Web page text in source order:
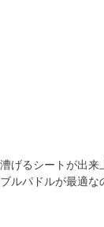
げるシートが出来
ルパドルが最適